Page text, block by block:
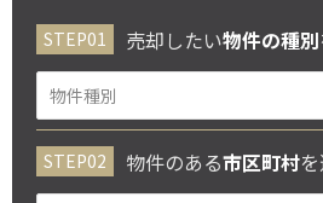
売却したい物件の種別
物件のある市区町村